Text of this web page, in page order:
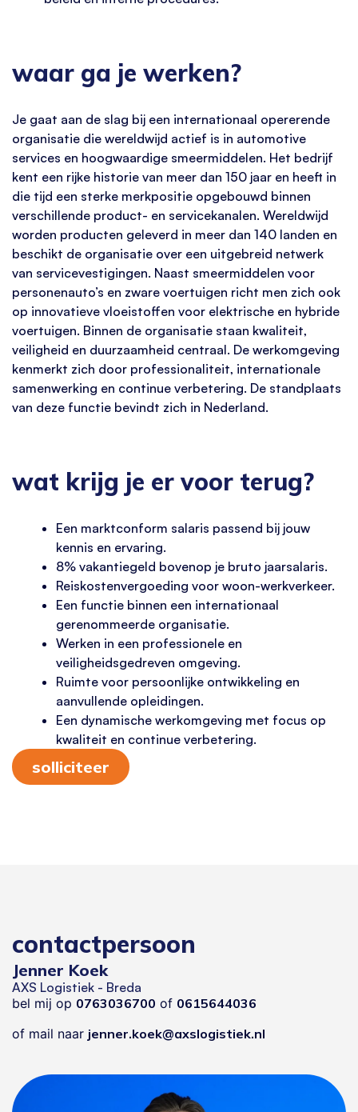
waar ga je werken?
Je gaat aan de slag bij een internationaal opererende
organisatie die wereldwijd actief is in automotive
services en hoogwaardige smeermiddelen. Het bedrijf
kent een rijke historie van meer dan 150 jaar en heeft in
die tijd een sterke merkpositie opgebouwd binnen
verschillende product- en servicekanalen. Wereldwijd
worden producten geleverd in meer dan 140 landen en
beschikt de organisatie over een uitgebreid netwerk
van servicevestigingen. Naast smeermiddelen voor
personenauto’s en zware voertuigen richt men zich ook
op innovatieve vloeistoffen voor elektrische en hybride
voertuigen. Binnen de organisatie staan kwaliteit,
veiligheid en duurzaamheid centraal. De werkomgeving
kenmerkt zich door professionaliteit, internationale
samenwerking en continue verbetering. De standplaats
van deze functie bevindt zich in Nederland.
wat krijg je er voor terug?
Een marktconform salaris passend bij jouw
kennis en ervaring.
8% vakantiegeld bovenop je bruto jaarsalaris.
Reiskostenvergoeding voor woon-werkverkeer.
Een functie binnen een internationaal
gerenommeerde organisatie.
Werken in een professionele en
veiligheidsgedreven omgeving.
Ruimte voor persoonlijke ontwikkeling en
aanvullende opleidingen.
Een dynamische werkomgeving met focus op
kwaliteit en continue verbetering.
solliciteer
contactpersoon
Jenner Koek
AXS Logistiek - Breda
bel mij op 0763036700 of 0615644036
of mail naar jenner.koek@axslogistiek.nl